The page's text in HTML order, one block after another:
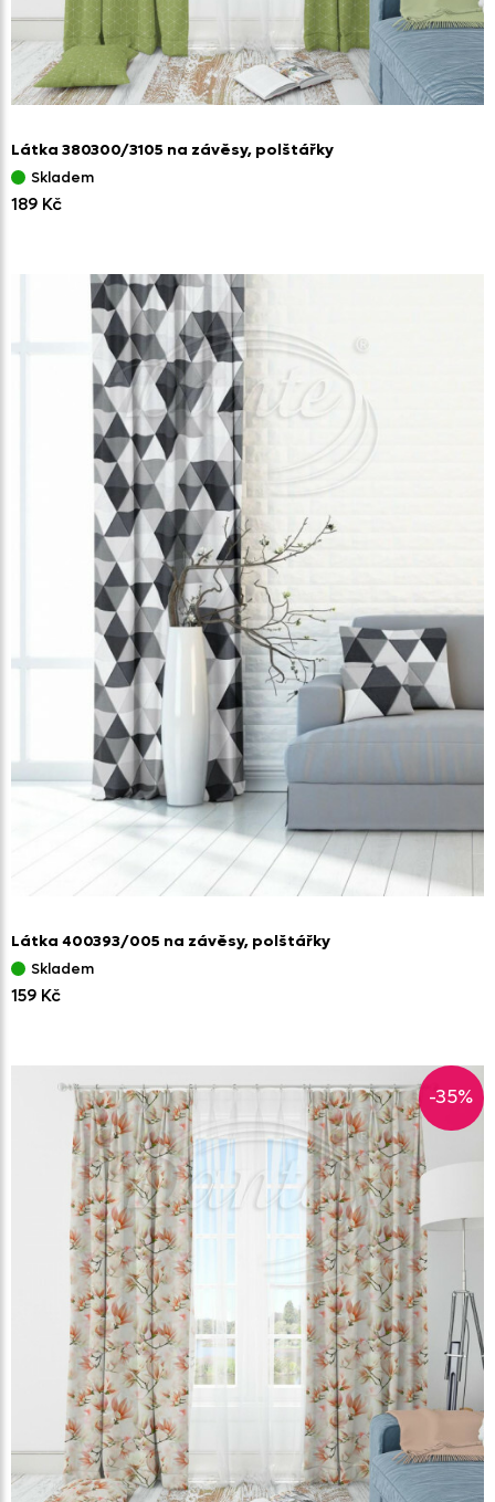
Látka 380300/3105 na závěsy, polštářky
Skladem
189 Kč
Látka 400393/005 na závěsy, polštářky
Skladem
159 Kč
-35%